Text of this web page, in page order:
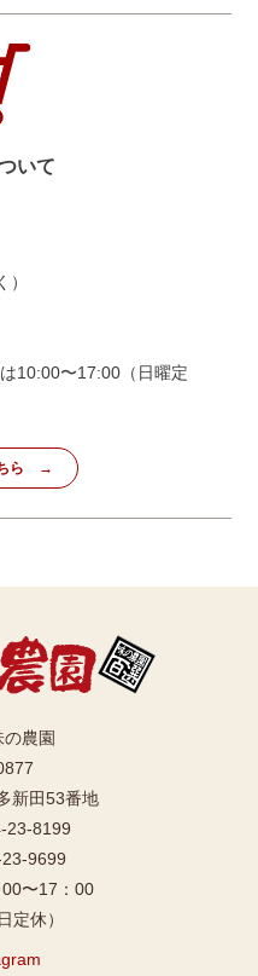
いて
10:00〜17:00（日曜定
ら
農園
新田53番地
8199
9699
〜17：00
定休）